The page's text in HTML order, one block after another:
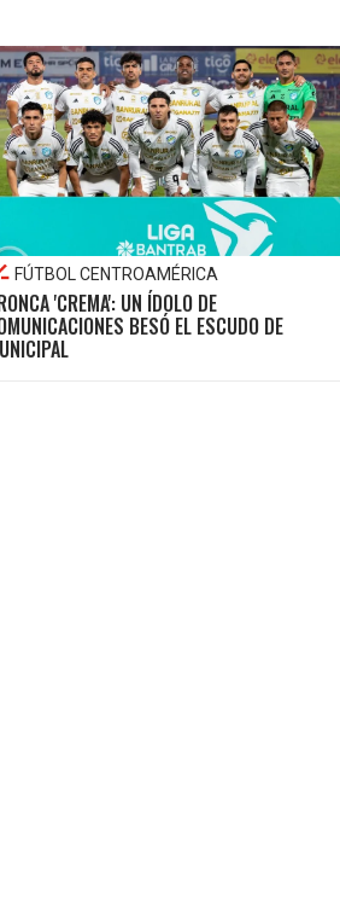
FÚTBOL CENTROAMÉRICA
'CREMA': UN ÍDOLO DE
BESÓ EL ESCUDO DE